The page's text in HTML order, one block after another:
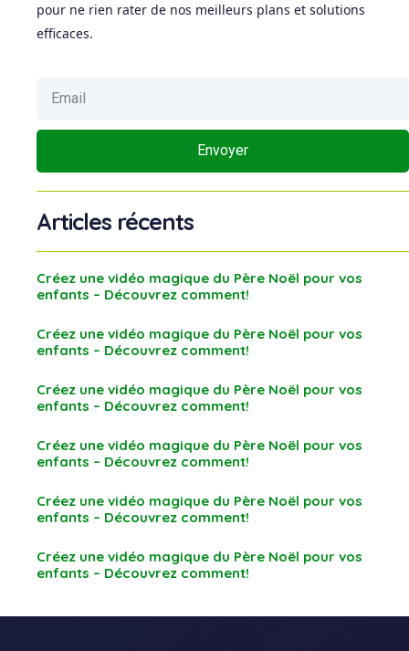
pour ne rien rater de nos meilleurs plans et solutions
efficaces.
Envoyer
Articles récents
Créez une vidéo magique du Père Noël pour vos
enfants – Découvrez comment!
Créez une vidéo magique du Père Noël pour vos
enfants – Découvrez comment!
Créez une vidéo magique du Père Noël pour vos
enfants – Découvrez comment!
Créez une vidéo magique du Père Noël pour vos
enfants – Découvrez comment!
Créez une vidéo magique du Père Noël pour vos
enfants – Découvrez comment!
Créez une vidéo magique du Père Noël pour vos
enfants – Découvrez comment!